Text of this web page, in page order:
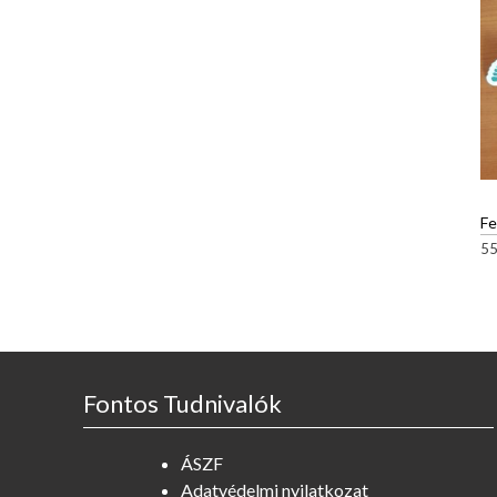
Fontos Tudnivalók
ÁSZF
Adatvédelmi nyilatkozat